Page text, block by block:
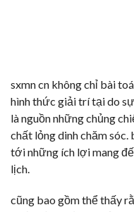
sxmn cn không chỉ bài
hình thức giải trí tại do
là nguồn những chủng
chất lỏng dinh chăm sóc.
tới những ích lợi mang
lịch.
cũng bao gồm thể thấy